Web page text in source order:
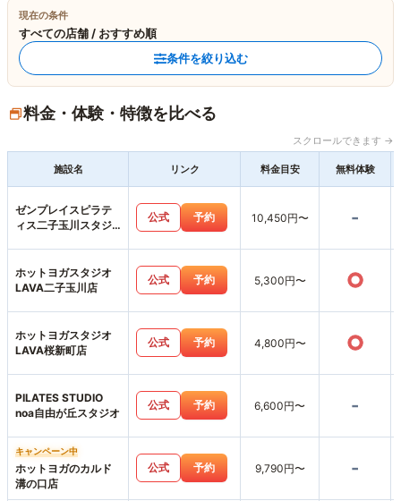
現在の条件
すべての店舗 / おすすめ順
条件を絞り込む
料金・体験・特徴を比べる
スクロールできます →
施設名 リンク 料金目安 無料体験
ゼンプレイスピラテ
ィス二子玉川スタジ
公式 予約 10,450円〜 -
ホットヨガスタジオ
LAVA二子玉川店
公式 予約 5,300円〜 ○
ホットヨガスタジオ
LAVA桜新町店
公式 予約 4,800円〜 ○
PILATES STUDIO
noa自由が丘スタジオ
公式 予約 6,600円〜 -
キャンペーン中
ホットヨガのカルド
溝の口店
公式 予約 9,790円〜 -